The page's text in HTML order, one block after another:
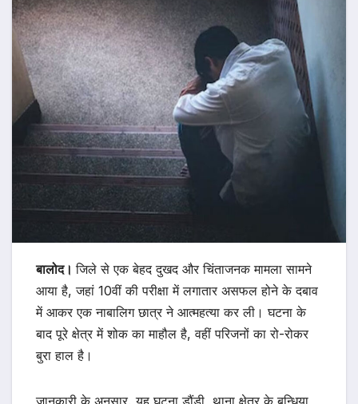
बालोद।जिले से एक बेहद दुखद और चिंताजनक मामला सामने
आया है, जहां 10वीं की परीक्षा में लगातार असफल होने के दबाव
में आकर एक नाबालिग छात्र ने आत्महत्या कर ली। घटना के
बाद पूरे क्षेत्र में शोक का माहौल है, वहीं परिजनों का रो-रोकर
बुरा हाल है।
जानकारी के अनुसार, यह घटना डौंडी थाना क्षेत्र के बन्धिया